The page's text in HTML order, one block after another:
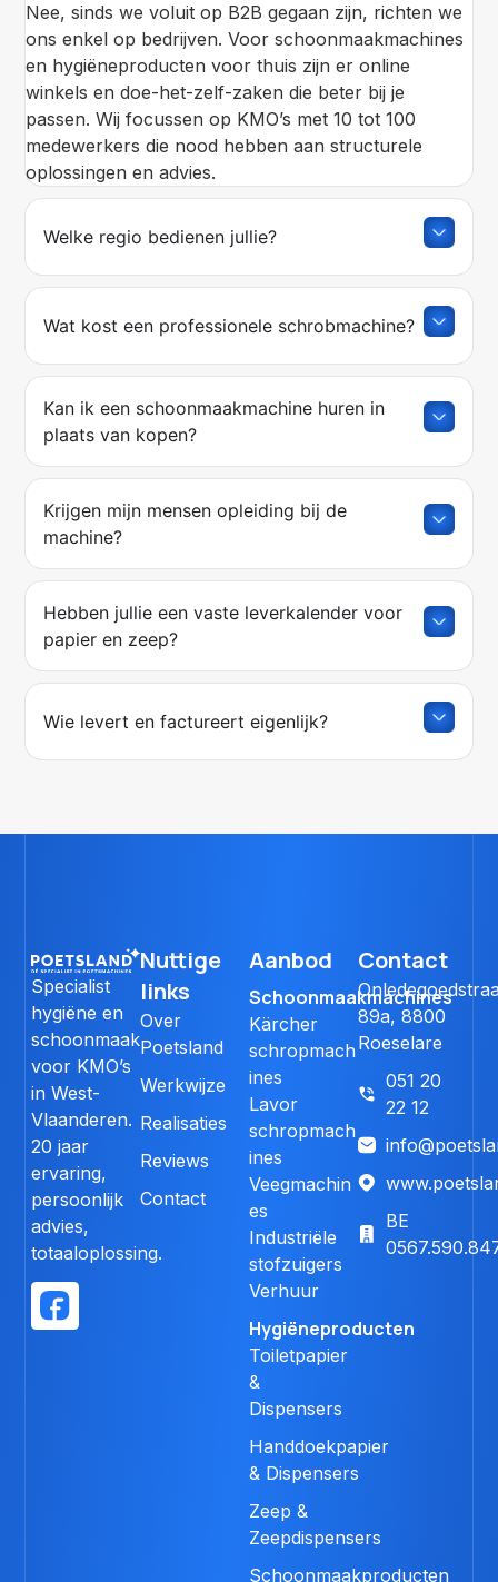
Nee, sinds we voluit op B2B gegaan zijn, richten we
ons enkel op bedrijven. Voor schoonmaakmachines
en hygiëneproducten voor thuis zijn er online
winkels en doe-het-zelf-zaken die beter bij je
passen. Wij focussen op KMO’s met 10 tot 100
medewerkers die nood hebben aan structurele
oplossingen en advies.
Welke regio bedienen jullie?
Wat kost een professionele schrobmachine?
Kan ik een schoonmaakmachine huren in
plaats van kopen?
Krijgen mijn mensen opleiding bij de
machine?
Hebben jullie een vaste leverkalender voor
papier en zeep?
Wie levert en factureert eigenlijk?
Specialist
hygiëne en
schoonmaak
voor KMO’s
in West-
Vlaanderen.
20 jaar
ervaring,
persoonlijk
advies,
totaaloplossing.
Nuttige
links
Over
Poetsland
Werkwijze
Realisaties
Reviews
Contact
Aanbod
Schoonmaakmachines
Kärcher
schropmach
ines
Lavor
schropmach
ines
Veegmachin
es
Industriële
stofzuigers
Verhuur
Hygiëneproducten
Toiletpapier
&
Dispensers
Handdoekpapier
& Dispensers
Zeep &
Zeepdispensers
Schoonmaakproducten
Contact
89a, 8800
Roeselare
051 20
22 12
BE